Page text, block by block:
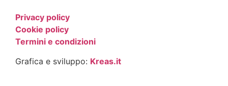
Privacy policy
Cookie policy
Termini e condizioni
Grafica e sviluppo: Kreas.it